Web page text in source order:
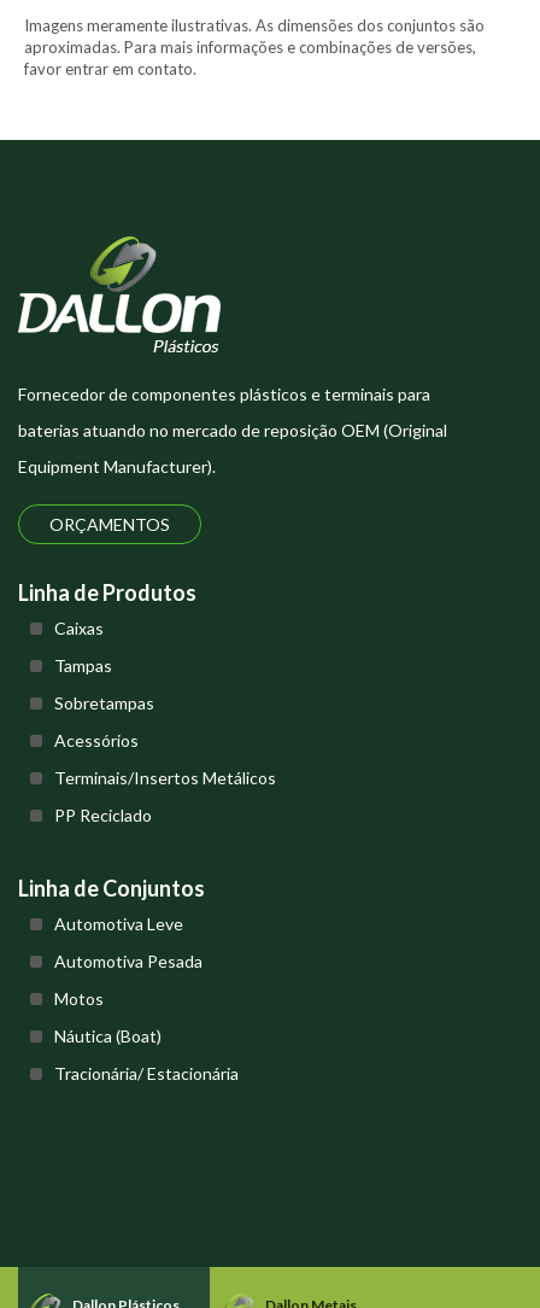
Imagens meramente ilustrativas. As dimensões dos conjuntos são
aproximadas. Para mais informações e combinações de versões,
favor entrar em contato.
Fornecedor de componentes plásticos e terminais para
baterias atuando no mercado de reposição OEM (Original
Equipment Manufacturer).
ORÇAMENTOS
Linha de Produtos
Caixas
Tampas
Sobretampas
Acessórios
Terminais/Insertos Metálicos
PP Reciclado
Linha de Conjuntos
Automotiva Leve
Automotiva Pesada
Motos
Náutica (Boat)
Tracionária/ Estacionária